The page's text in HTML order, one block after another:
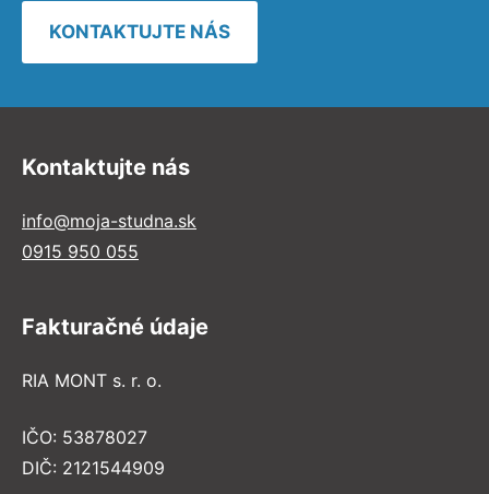
KONTAKTUJTE NÁS
Kontaktujte nás
info@moja-studna.sk
0915 950 055
Fakturačné údaje
RIA MONT s. r. o.
IČO: 53878027
DIČ: 2121544909